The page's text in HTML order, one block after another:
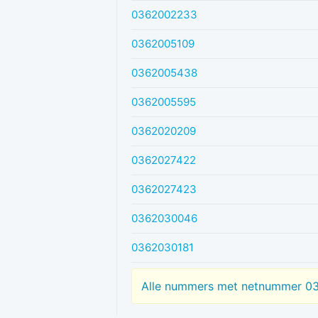
0362002233
0362005109
0362005438
0362005595
0362020209
0362027422
0362027423
0362030046
0362030181
Alle nummers met netnummer